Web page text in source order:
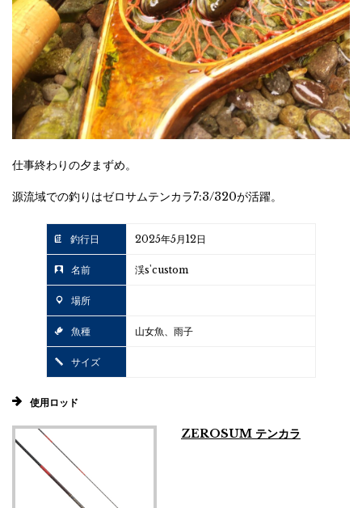
仕事終わりの夕まずめ。
源流域での釣りはゼロサムテンカラ7:3/320が活躍。
釣行日 2025年5月12日
名前 渓s'custom
場所
魚種 山女魚、雨子
サイズ
使用ロッド
ZEROSUM テンカラ